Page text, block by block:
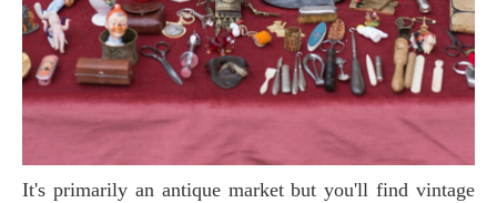
It's primarily an antique market but you'll find vintage